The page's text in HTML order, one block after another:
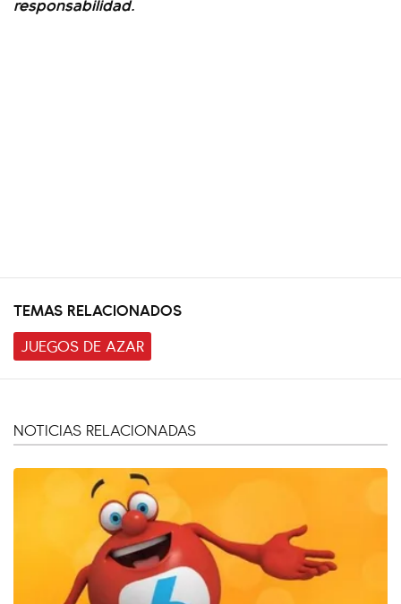
TEMAS RELACIONADOS
JUEGOS DE AZAR
NOTICIAS RELACIONADAS